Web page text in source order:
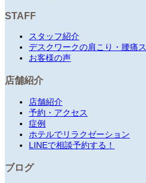
STAFF
スタッフ紹介
デスクワークの肩こり・腰痛
お客様の声
店舗紹介
店舗紹介
予約・アクセス
症例
ホテルでリラクゼーション
LINEで相談予約する！
ブログ